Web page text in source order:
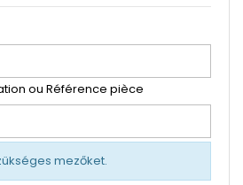
ou Référence pièce
mezőket.